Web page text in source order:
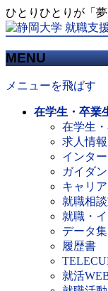
ひとりひとりが「
MENU
メニューを飛ばす
在学生・卒業
在学生
求人情報
インタ
ガイダ
キャリ
就職相
就職・
データ集
履歴書
就活